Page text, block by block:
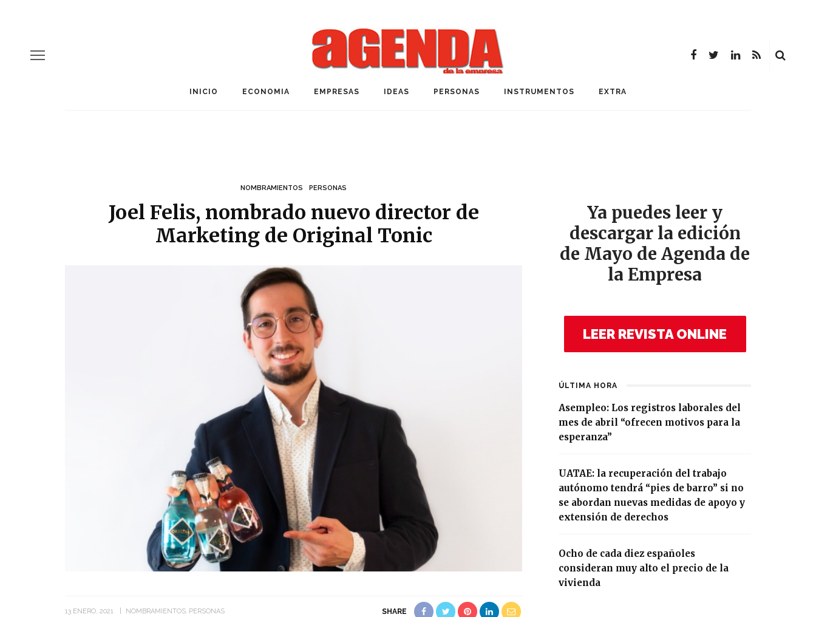
INICIO ECONOMIA EMPRESAS IDEAS PERSONAS INSTRUMENTOS EXTRA
NOMBRAMIENTOS PERSONAS
Joel Felis, nombrado nuevo director de
Marketing de Original Tonic
13 ENERO, 2021 NOMBRAMIENTOS PERSONAS SHARE
Ya puedes leer y
descargar la edición
de Mayo de Agenda de
la Empresa
LEER REVISTA ONLINE
ÚLTIMA HORA
Asempleo: Los registros laborales del
mes de abril “ofrecen motivos para la
esperanza”
UATAE: la recuperación del trabajo
autónomo tendrá “pies de barro” si no
se abordan nuevas medidas de apoyo y
extensión de derechos
Ocho de cada diez españoles
consideran muy alto el precio de la
vivienda